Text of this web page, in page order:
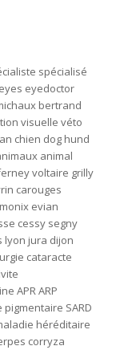
spécialisé
eyedoctor
bertrand
visuelle véto
chien dog hund
animal
voltaire grilly
carouges
evian
cessy segny
lyon jura dijon
cataracte
APR ARP
SARD
héréditaire
corryza